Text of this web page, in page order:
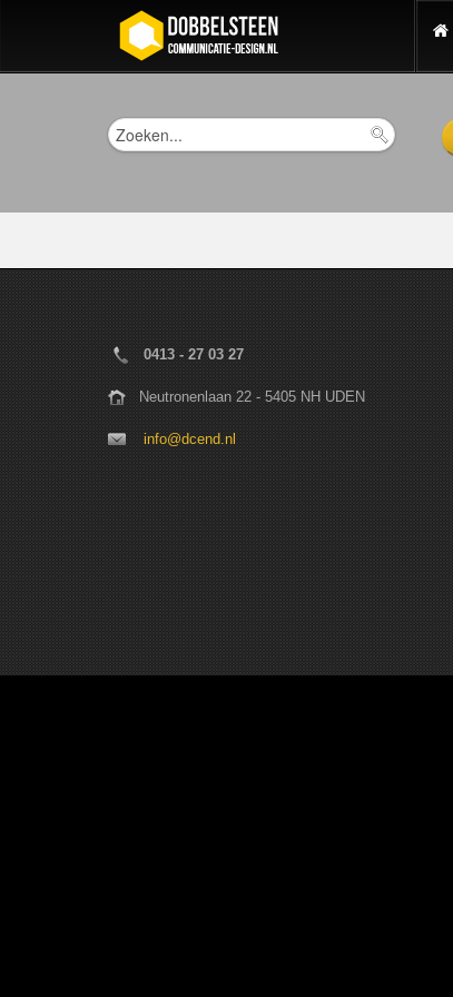
0413 - 27 03 27
Neutronenlaan 22 - 5405 NH UDEN
info@dcend.nl